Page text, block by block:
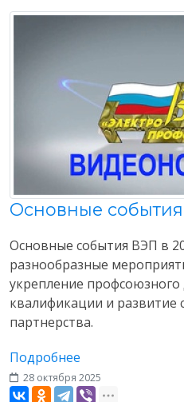
Основные события
Основные события ВЭП в
разнообразные
укрепление
квалификации и развитие
партнерства.
Подробнее
28 октября 2025